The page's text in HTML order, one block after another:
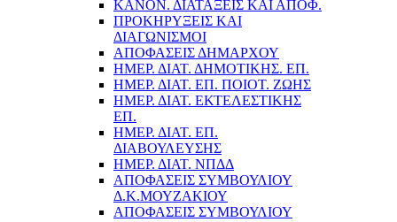
ΚΑΝΟΝ. ΔΙΑΤΑΞΕΙΣ ΚΑΙ ΑΠΟΦ.
ΠΡΟΚΗΡΥΞΕΙΣ ΚΑΙ
ΔΙΑΓΩΝΙΣΜΟΙ
ΑΠΟΦΑΣΕΙΣ ΔΗΜΑΡΧΟΥ
ΗΜΕΡ. ΔΙΑΤ. ΔΗΜΟΤΙΚΗΣ. ΕΠ.
ΗΜΕΡ. ΔΙΑΤ. ΕΠ. ΠΟΙOΤ. ΖΩΗΣ
ΗΜΕΡ. ΔΙΑΤ. ΕΚΤΕΛΕΣΤΙΚΗΣ
ΕΠ.
ΗΜΕΡ. ΔΙΑΤ. ΕΠ.
ΔΙΑΒΟΥΛΕΥΣΗΣ
ΗΜΕΡ. ΔΙΑΤ. ΝΠΔΔ
ΑΠΟΦΑΣΕΙΣ ΣΥΜΒΟΥΛΙΟΥ
Δ.Κ.ΜΟΥΖΑΚΙΟΥ
ΑΠΟΦΑΣΕΙΣ ΣΥΜΒΟΥΛΙΟΥ